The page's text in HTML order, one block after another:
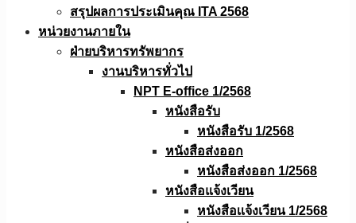
สรุปผลการประเมินคุณ ITA 2568
หน่วยงานภายใน
ฝ่ายบริหารทรัพยากร
งานบริหารทั่วไป
NPT E-office 1/2568
หนังสือรับ
หนังสือรับ 1/2568
หนังสือส่งออก
หนังสือส่งออก 1/2568
หนังสือแจ้งเวียน
หนังสือเเจ้งเวียน 1/2568